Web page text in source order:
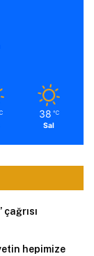
38 ℃
Sal
çağrısı
hepimize